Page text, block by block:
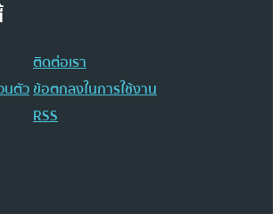
ติดต่อเรา
นตัวข้อตกลงในการใช้งาน
RSS